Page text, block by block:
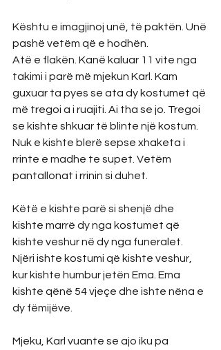
Kështu e imagjinoj unë, të paktën. Unë
pashë vetëm që e hodhën.
Atë e flakën. Kanë kaluar 11 vite nga
takimi i parë më mjekun Karl. Kam
guxuar ta pyes se ata dy kostumet që
më tregoi a i ruajiti. Ai tha se jo. Tregoi
se kishte shkuar të blinte një kostum.
Nuk e kishte blerë sepse xhaketa i
rrinte e madhe te supet. Vetëm
pantallonat i rrinin si duhet.
Këtë e kishte parë si shenjë dhe
kishte marrë dy nga kostumet që
kishte veshur në dy nga funeralet.
Njëri ishte kostumi që kishte veshur,
kur kishte humbur jetën Ema. Ema
kishte qënë 54 vjeçe dhe ishte nëna e
dy fëmijëve.
Mjeku, Karl vuante se ajo iku pa